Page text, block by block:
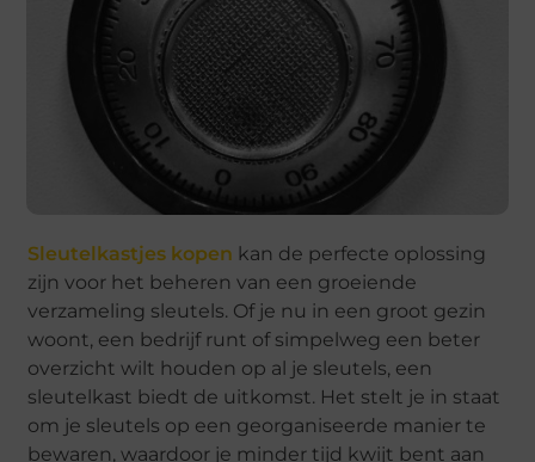
Sleutelkastjes kopen kan de perfecte oplossing
zijn voor het beheren van een groeiende
verzameling sleutels. Of je nu in een groot gezin
woont, een bedrijf runt of simpelweg een beter
overzicht wilt houden op al je sleutels, een
sleutelkast biedt de uitkomst. Het stelt je in staat
om je sleutels op een georganiseerde manier te
bewaren, waardoor je minder tijd kwijt bent aan